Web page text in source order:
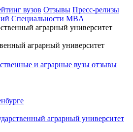
вузов Отзывы Пресс-релизы
Специальности MBA
аграрный университет
и аграрные вузы отзывы
аграрный университет